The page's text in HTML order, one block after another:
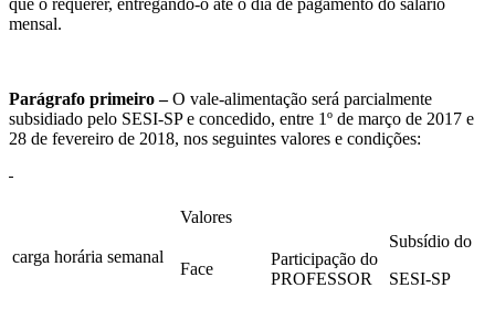
mensal.
Parágrafo primeiro –O vale-alimentação será parcialmente
subsidiado pelo SESI-SP e concedido, entre 1º de março de 2017 e
28 de fevereiro de 2018, nos seguintes valores e condições:
carga horária semanal
Valores
Face
Participação do
PROFESSOR
Subsídio do
SESI-SP